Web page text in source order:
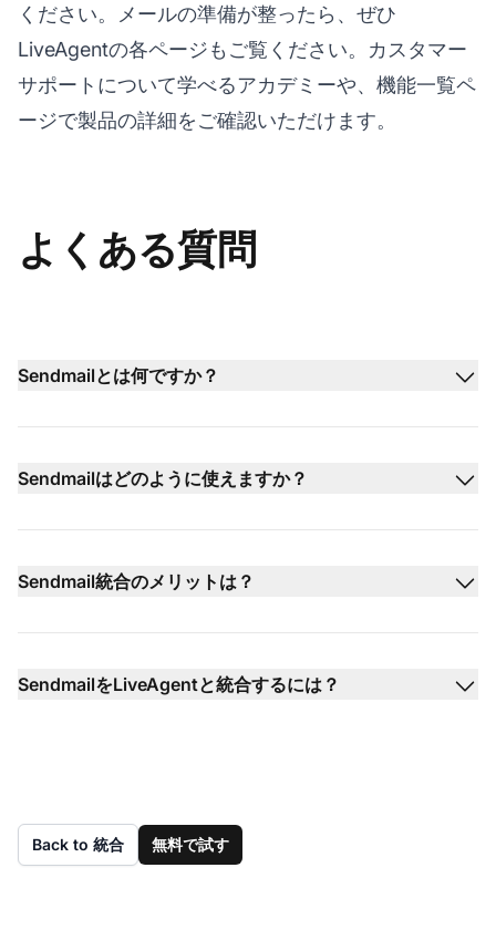
ください。メールの準備が整ったら、ぜひ
LiveAgentの各ページもご覧ください。カスタマー
サポートについて学べるアカデミーや、機能一覧ペ
ージで製品の詳細をご確認いただけます。
よくある質問
Sendmailとは何ですか？
Sendmailはどのように使えますか？
Sendmail統合のメリットは？
SendmailをLiveAgentと統合するには？
Back to 統合 無料で試す